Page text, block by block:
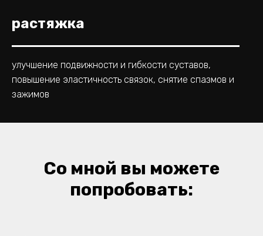
растяжка
улучшение подвижности и гибкости суставов,
повышение эластичность связок, снятие спазмов и
зажимов
Со мной вы можете
попробовать: